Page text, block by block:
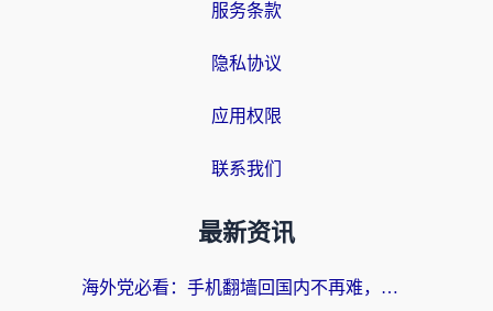
服务条款
隐私协议
应用权限
联系我们
最新资讯
海外党必看：手机翻墙回国内不再难，一篇搞定无缝访问国内资源指南